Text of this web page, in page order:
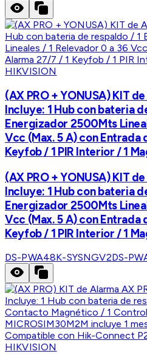
HIKVISION
(AX PRO + YONUSA) KIT
Incluye: 1 Hub con bateria
Energizador 2500Mts
Vcc (Max. 5 A) con Entrada
Keyfob / 1 PIR Interior / 1
(AX PRO + YONUSA) KIT
Incluye: 1 Hub con bateria
Energizador 2500Mts
Vcc (Max. 5 A) con Entrada
Keyfob / 1 PIR Interior / 1
DS-PWA48K-SYSNGV2DS-
HIKVISION